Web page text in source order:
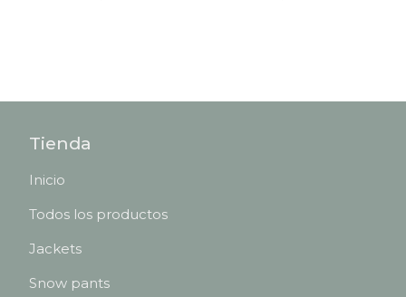
Tienda
Inicio
Todos los productos
Jackets
Snow pants